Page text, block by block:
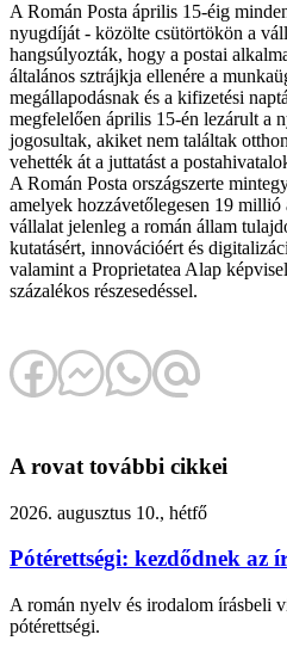
A Román Posta április 15-éig
nyugdíját - közölte csütörtökön a
hangsúlyozták, hogy a postai
általános sztrájkja ellenére a
megállapodásnak és a kifizetési
megfelelően április 15-én lezárult a
jogosultak, akiket nem találtak
vehették át a juttatást a
A Román Posta országszerte
amelyek hozzávetőlegesen 19
vállalat jelenleg a román állam
kutatásért, innovációért és
valamint a Proprietatea Alap
százalékos részesedéssel.
A rovat további cikkei
2026. augusztus 10., hétfő
Pótérettségi: kezdődnek az
A román nyelv és irodalom írásbeli
pótérettségi.